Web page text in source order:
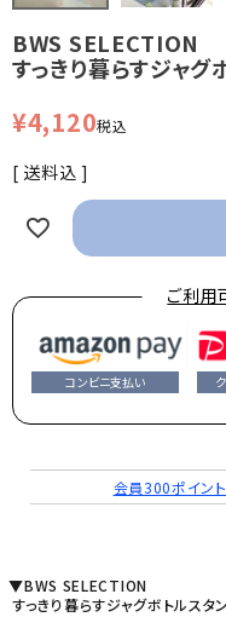
BWS SELECTION
すっきり暮らすジャグ
¥4,120税込
送料込
ご利用
コンビニ支払い
会員300ポイン
▼BWS SELECTION
すっきり暮らすジャグボトル